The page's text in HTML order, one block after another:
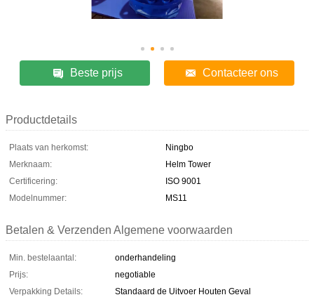
Beste prijs Contacteer ons
Productdetails
Plaats van herkomst:
Ningbo
Merknaam:
Helm Tower
Certificering:
ISO 9001
Modelnummer:
MS11
Betalen & Verzenden Algemene voorwaarden
Min. bestelaantal:
onderhandeling
Prijs:
negotiable
Verpakking Details:
Standaard de Uitvoer Houten Geval